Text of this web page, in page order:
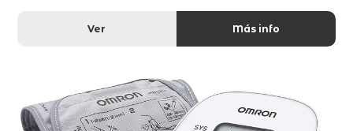
Ver Más info